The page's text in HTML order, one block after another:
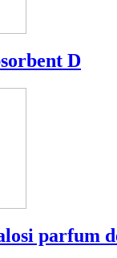
D
parfum